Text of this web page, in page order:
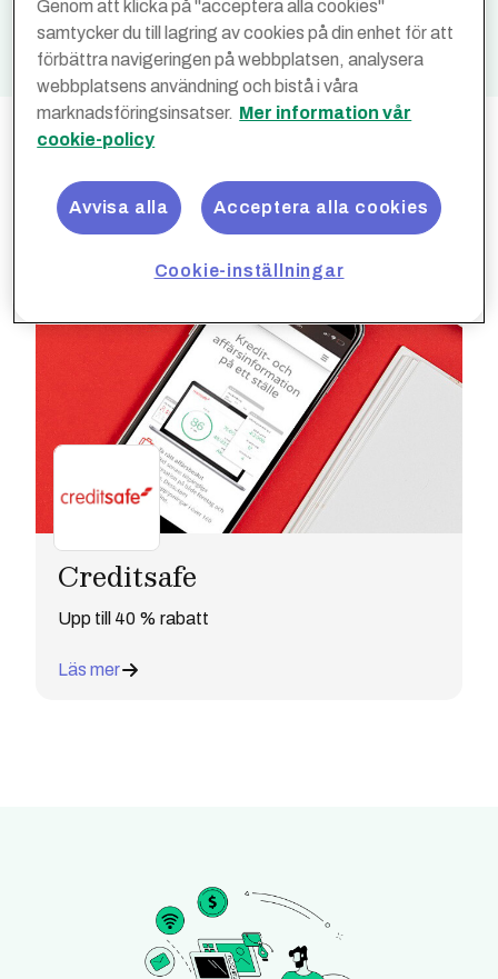
190 länder.
Creditsafe
Upp till 40 % rabatt
Läs mer
Genom att klicka på "acceptera alla cookies"
samtycker du till lagring av cookies på din enhet för att
förbättra navigeringen på webbplatsen, analysera
webbplatsens användning och bistå i våra
marknadsföringsinsatser. Mer information vår
cookie-policy
Avvisa alla Acceptera alla cookies
Cookie-inställningar